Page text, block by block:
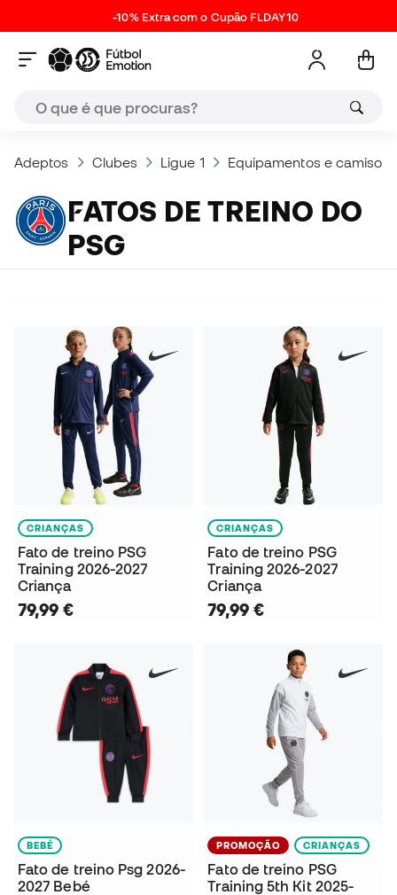
-10% Extra com o Cupão FLDAY10
Adeptos Clubes Ligue 1 Equipamentos e
FATOS DE TREINO DO
PSG
CRIANÇAS
Fato de treino PSG
Training 2026-2027
Criança
79,99 €
CRIANÇAS
Fato de treino PSG
Training 2026-2027
Criança
79,99 €
BEBÉ
Fato de treino Psg 2026-
2027 Bebé
PROMOÇÃO CRIANÇAS
Fato de treino PSG
Training 5th Kit 2025-